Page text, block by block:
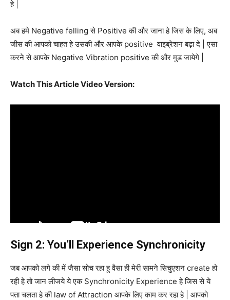
हे |
अब हमे Negative felling से Positive की और जाना हे जिस के लिए, अब
जीस की आपको चाहत हे उसकी और आपके positive वाइब्रेशन बढ़ा दे | एसा
करने से आपके Negative Vibration positive की और मुड जायेगे |
Watch This Article Video Version:
Sign 2: You’ll Experience Synchronicity
जब आपको लगे की में जैसा सोच रहा हु वैसा ही मेरी सामने सिचुएशन create हो
रही हे तो जान लीजये ये एक Synchronicity Experience हे जिस से ये
पता चलता हे की law of Attraction आपके लिए काम कर रहा हे | आपको